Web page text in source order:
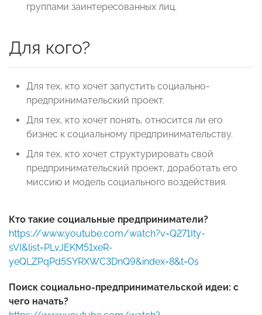
группами заинтересованных лиц.
Для кого?
Для тех, кто хочет запустить социально-
предпринимательский проект.
Для тех, кто хочет понять, относится ли его
бизнес к социальному предпринимательству.
Для тех, кто хочет структурировать свой
предпринимательский проект, доработать его
миссию и модель социального воздействия.
Кто такие социальные предприниматели?
https://www.youtube.com/watch?v=Q271Ity-
sVI&list=PLvJEKM51xeR-
yeQLZPqPd5SYRXWC3DnQ9&index=8&t=0s
Поиск социально-предпринимательской идеи: с
чего начать?